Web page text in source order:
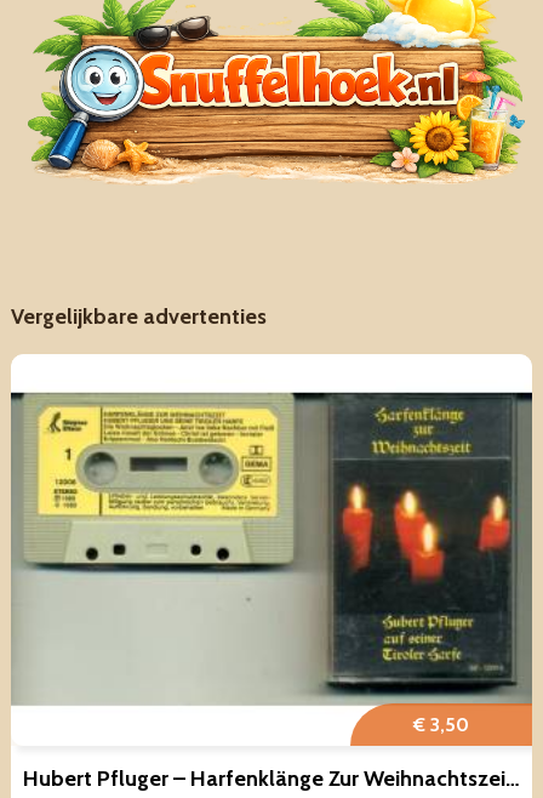
Vergelijkbare advertenties
€ 3,50
Hubert Pfluger – Harfenklänge Zur Weihnachtszeit 12 nrs casset